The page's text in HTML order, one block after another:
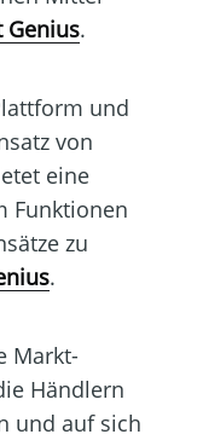
Genius.
und
von
eine
Funktionen
zu
.
Markt-
Händlern
und auf sich